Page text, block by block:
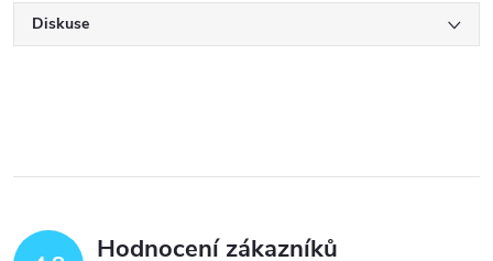
Diskuse
Hodnocení zákazníků